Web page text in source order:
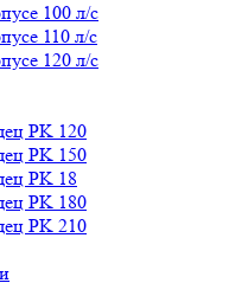
100 л/с
110 л/с
120 л/с
PK 120
PK 150
PK 18
PK 180
PK 210